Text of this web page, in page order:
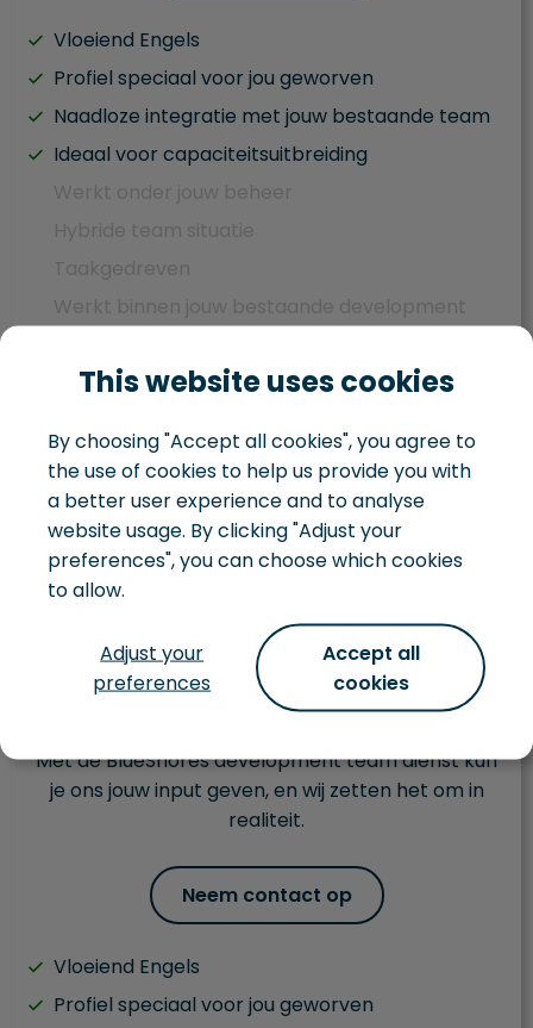
This website uses cookies
By choosing "Accept all cookies", you agree to
the use of cookies to help us provide you with
a better user experience and to analyse
website usage. By clicking "Adjust your
preferences", you can choose which cookies
to allow.
Adjust your
preferences
Accept all
cookies
Vloeiend Engels
Profiel speciaal voor jou geworven
Naadloze integratie met jouw bestaande team
Ideaal voor capaciteitsuitbreiding
Aandacht blijft verdeeld tussen IT en bedrijf
Development team
Niet alleen op zoek naar een paar extra handen,
maar wil je een heel team inhuren dat een idee
kan omzetten in realiteit voor jou en je bedrijf?
Zoek dan niet verder!
Met de BlueShores development team dienst kun
je ons jouw input geven, en wij zetten het om in
realiteit.
Neem contact op
Vloeiend Engels
Profiel speciaal voor jou geworven